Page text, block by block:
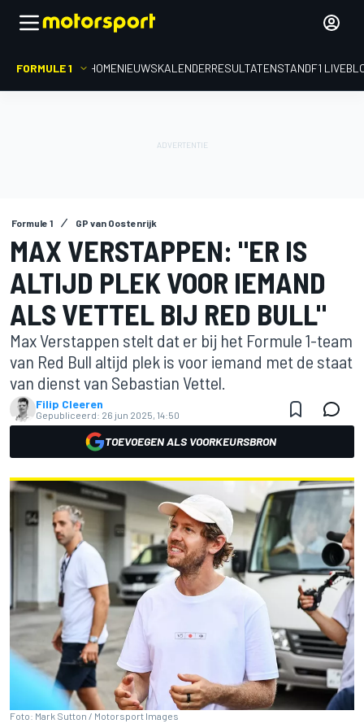
FORMULE 1 HOMENIEUWSKALENDERRESULTATENSTANDF1
Formule 1 GP van Oostenrijk
MAX VERSTAPPEN: "ER IS
ALTIJD PLEK VOOR IEMAND
ALS VETTEL BIJ RED BULL"
Max Verstappen stelt dat er bij het Formule 1-team
van Red Bull altijd plek is voor iemand met de staat
van dienst van Sebastian Vettel.
Filip Cleeren
Gepubliceerd: 26 jun 2025, 14:50
TOEVOEGEN ALS VOORKEURSBRON
Foto: Mark Sutton / Motorsport Images